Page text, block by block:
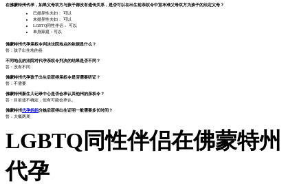
在佛蒙特州代孕，如果父母双方与孩子都没有遗传关系，是否可以在出生前亲权令中宣布准父母双方为孩子的法定父母？
已婚异性夫妇： 可以
未婚异性夫妇： 可以
LGBTQ同性伴侣： 可以
单身家庭：可以
佛蒙特州代孕亲权令判决法院地点的依据是什么？
答：孩子出生地的县
不同地点的法院对代孕亲权令判决的结果是否不同？
答：没有不同
佛蒙特州代孕孩子出生后获得亲权令是否需要听证？
答：不需要
佛蒙特州新生儿记录中心是否会承认其他州的亲权令？
答：目前还不确定，但有可能会承认。
佛蒙特州代孕妈妈分娩后获得出生证明一般需要多长时间？
答：大概两周
LGBTQ同性伴侣在佛蒙特州
代孕